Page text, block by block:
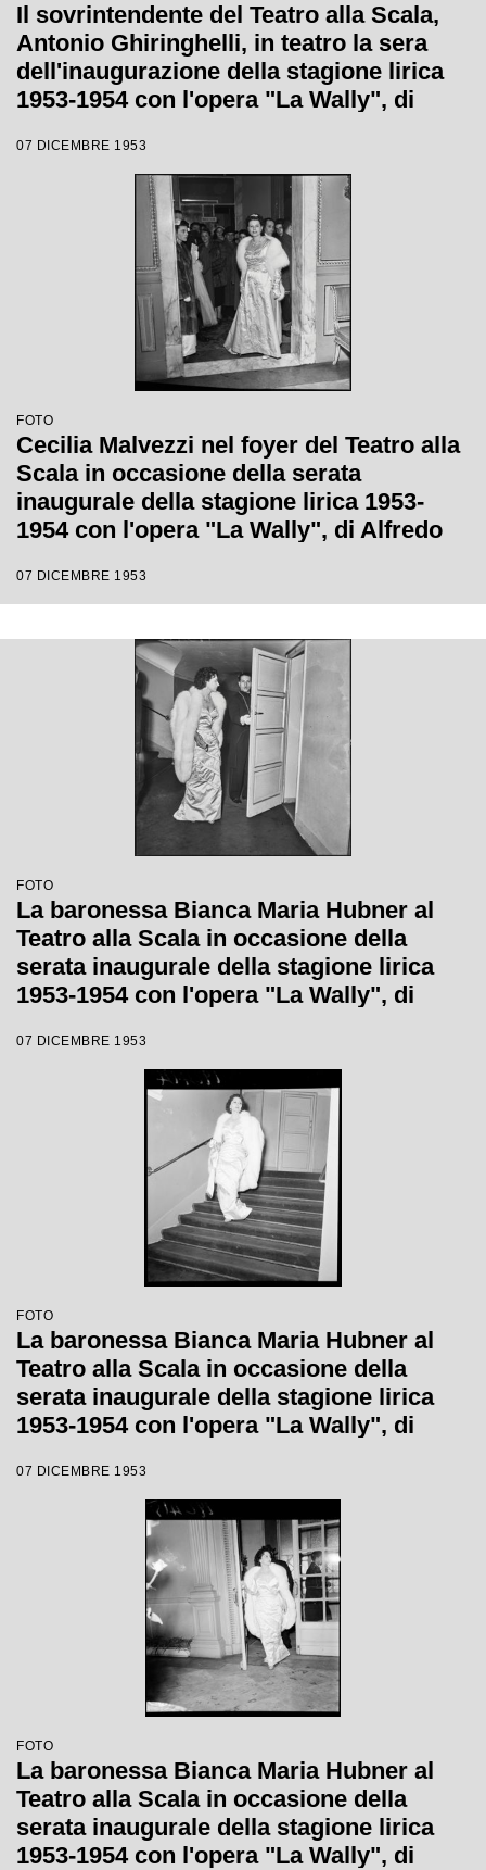
Il sovrintendente del Teatro alla Scala,
Antonio Ghiringhelli, in teatro la sera
dell'inaugurazione della stagione lirica
1953-1954 con l'opera "La Wally", di
Giulini, con la regia di Tatiana Pavlova;
alle sue spalle la locandina dell'opera.
07 DICEMBRE 1953
FOTO
Cecilia Malvezzi nel foyer del Teatro alla
Scala in occasione della serata
inaugurale della stagione lirica 1953-
1954 con l'opera "La Wally", di Alfredo
con la regia di Tatiana Pavlova
07 DICEMBRE 1953
FOTO
La baronessa Bianca Maria Hubner al
Teatro alla Scala in occasione della
serata inaugurale della stagione lirica
1953-1954 con l'opera "La Wally", di
Giulini, con la regia di Tatiana Pavlova
07 DICEMBRE 1953
FOTO
La baronessa Bianca Maria Hubner al
Teatro alla Scala in occasione della
serata inaugurale della stagione lirica
1953-1954 con l'opera "La Wally", di
Giulini, con la regia di Tatiana Pavlova
07 DICEMBRE 1953
FOTO
La baronessa Bianca Maria Hubner al
Teatro alla Scala in occasione della
serata inaugurale della stagione lirica
1953-1954 con l'opera "La Wally", di